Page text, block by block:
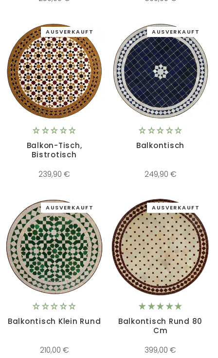
AUSVERKAUFT
Balkon-Tisch,
Bistrotisch
239,90 €
AUSVERKAUFT
Balkontisch
249,90 €
AUSVERKAUFT
Balkontisch Klein Rund
210,00 €
AUSVERKAUFT
Balkontisch Rund 80
Cm
399,00 €